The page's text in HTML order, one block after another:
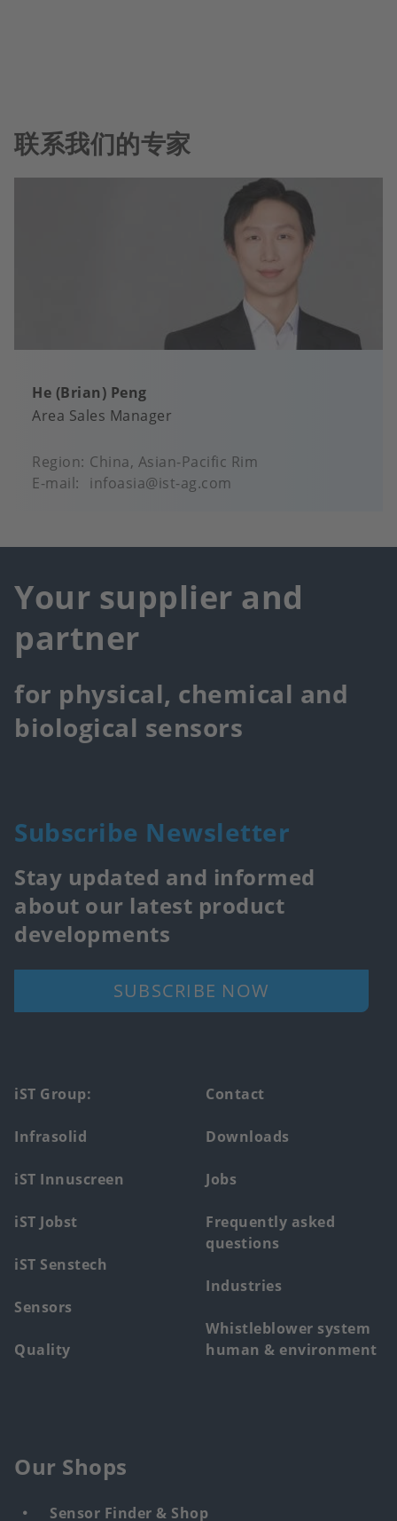
联系我们的专家
He (Brian) Peng
Area Sales Manager
Region China, Asian-Pacific Rim
E-mail
infoasia@ist-ag.com
Your supplier and
partner
for physical, chemical and
biological sensors
Subscribe Newsletter
Stay updated and informed
about our latest product
developments
SUBSCRIBE NOW
Footer
main
menu
iST Group:
Infrasolid
iST Innuscreen
iST Jobst
iST Senstech
Sensors
Quality
Contact
Downloads
Jobs
Frequently asked
questions
Industries
Whistleblower system
human & environment
Our Shops
Sensor Finder & Shop